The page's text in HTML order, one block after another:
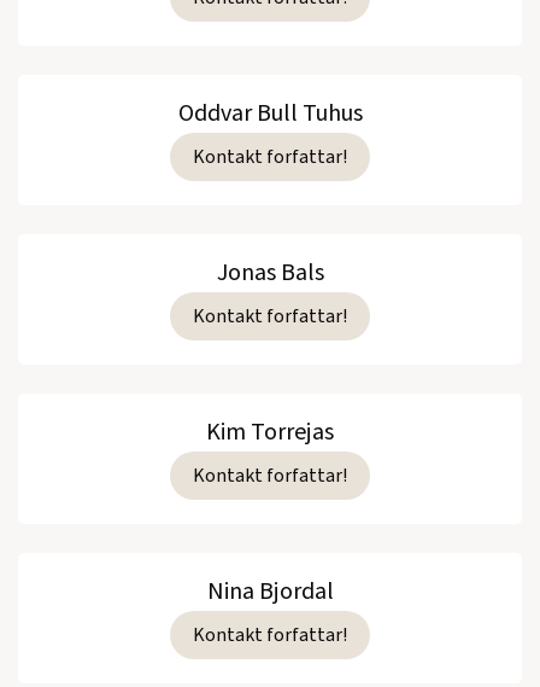
Oddvar Bull Tuhus
Kontakt forfattar!
Jonas Bals
Kontakt forfattar!
Kim Torrejas
Kontakt forfattar!
Nina Bjordal
Kontakt forfattar!